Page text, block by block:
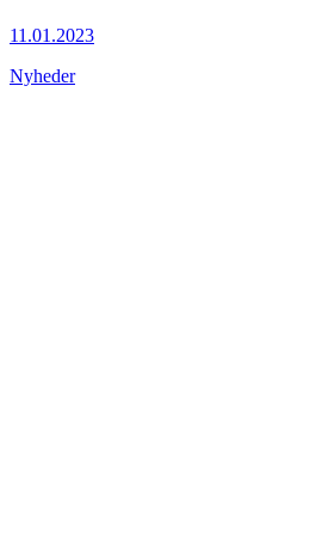
11.01.2023
Nyheder